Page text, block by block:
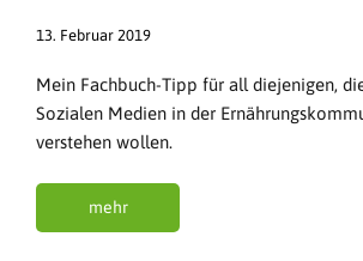
13. Februar 2019
Mein Fachbuch-Tipp für all diejenigen,
Sozialen Medien in der
verstehen wollen.
mehr